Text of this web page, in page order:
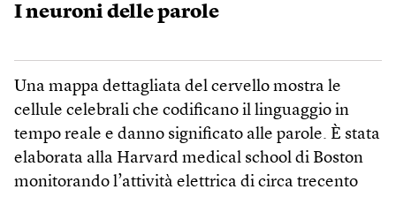
I neuroni delle parole
Una mappa dettagliata del cervello mostra le
cellule celebrali che codificano il linguaggio in
tempo reale e danno significato alle parole. È stata
elaborata alla Harvard medical school di Boston
monitorando l’attività elettrica di circa trecento